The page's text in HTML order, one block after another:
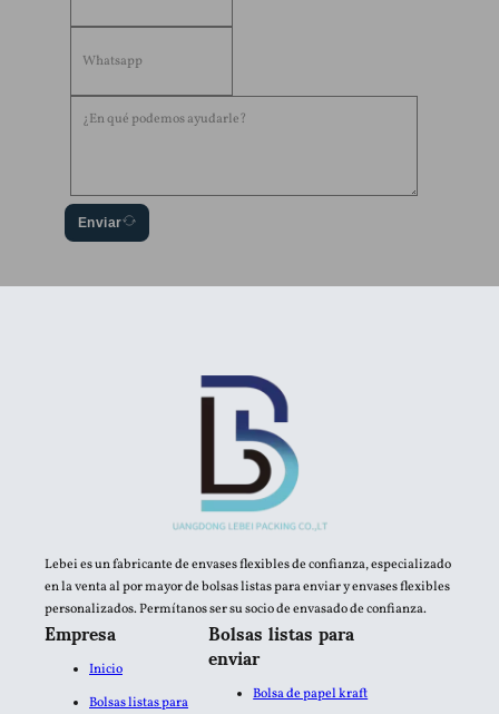
Enviar
Lebei es un fabricante de envases flexibles de confianza, especializado
en la venta al por mayor de bolsas listas para enviar y envases flexibles
personalizados. Permítanos ser su socio de envasado de confianza.
Empresa
Inicio
Bolsas listas para
Bolsas listas para
enviar
Bolsa de papel kraft